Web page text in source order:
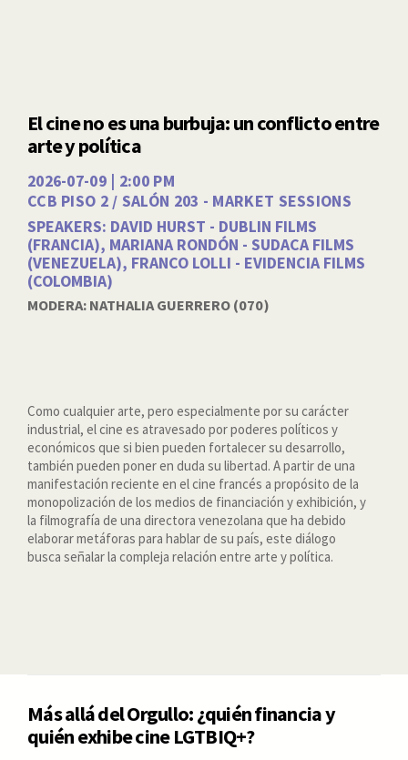
El cine no es una burbuja: un conflicto entre
arte y política
2026-07-09 | 2:00 PM
CCB PISO 2 / SALÓN 203 - MARKET SESSIONS
SPEAKERS: DAVID HURST - DUBLIN FILMS
(FRANCIA), MARIANA RONDÓN - SUDACA FILMS
(VENEZUELA), FRANCO LOLLI - EVIDENCIA FILMS
(COLOMBIA)
MODERA: NATHALIA GUERRERO (070)
Como cualquier arte, pero especialmente por su carácter
industrial, el cine es atravesado por poderes políticos y
económicos que si bien pueden fortalecer su desarrollo,
también pueden poner en duda su libertad. A partir de una
manifestación reciente en el cine francés a propósito de la
monopolización de los medios de financiación y exhibición, y
la filmografía de una directora venezolana que ha debido
elaborar metáforas para hablar de su país, este diálogo
busca señalar la compleja relación entre arte y política.
Más allá del Orgullo: ¿quién financia y
quién exhibe cine LGTBIQ+?